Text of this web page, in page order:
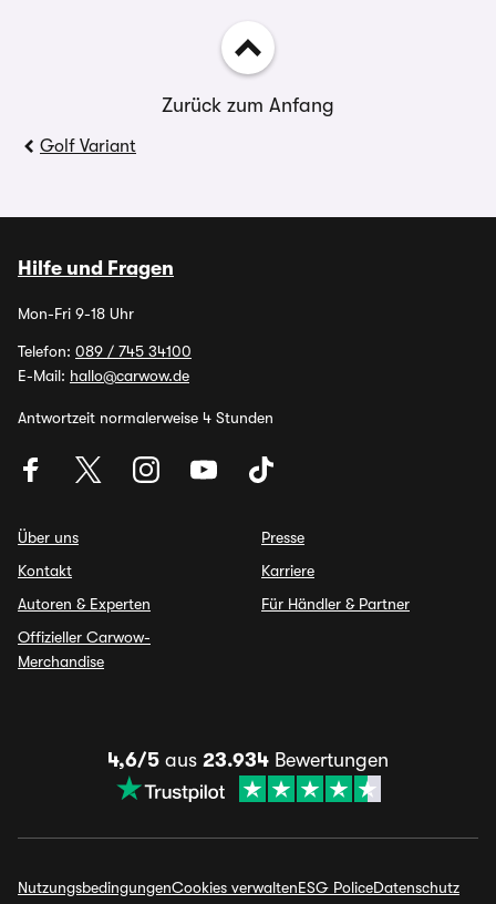
Zurück zum Anfang
Golf Variant
Hilfe und Fragen
Mon-Fri 9-18 Uhr
Telefon: 089 / 745 34100
E-Mail: hallo@carwow.de
Antwortzeit normalerweise 4 Stunden
Über uns
Kontakt
Autoren & Experten
Offizieller Carwow-
Merchandise
Presse
Karriere
Für Händler & Partner
4,6/5 aus 23.934 Bewertungen
NutzungsbedingungenCookies verwaltenESG PoliceDatenschutz